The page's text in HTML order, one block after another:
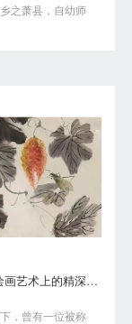
之萧县，自幼师
胡絜青绘画艺术上的精深造诣从何而来?
，曾有一位被称